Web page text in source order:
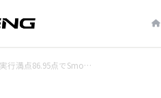
行満点86.95点でSmo…